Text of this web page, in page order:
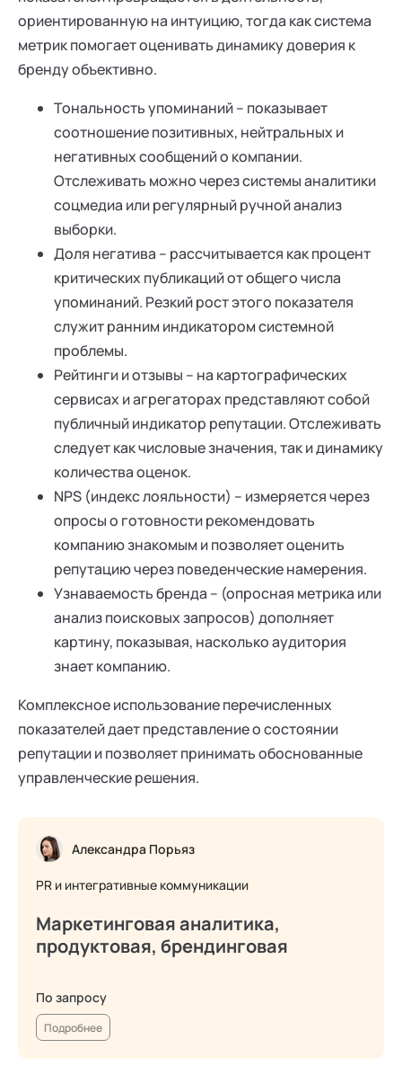
ориентированную на интуицию, тогда как система
метрик помогает оценивать динамику доверия к
бренду объективно.
Тональность упоминаний – показывает
соотношение позитивных, нейтральных и
негативных сообщений о компании.
Отслеживать можно через системы аналитики
соцмедиа или регулярный ручной анализ
выборки.
Доля негатива – рассчитывается как процент
критических публикаций от общего числа
упоминаний. Резкий рост этого показателя
служит ранним индикатором системной
проблемы.
Рейтинги и отзывы – на картографических
сервисах и агрегаторах представляют собой
публичный индикатор репутации. Отслеживать
следует как числовые значения, так и динамику
количества оценок.
NPS (индекс лояльности) – измеряется через
опросы о готовности рекомендовать
компанию знакомым и позволяет оценить
репутацию через поведенческие намерения.
Узнаваемость бренда – (опросная метрика или
анализ поисковых запросов) дополняет
картину, показывая, насколько аудитория
знает компанию.
Комплексное использование перечисленных
показателей дает представление о состоянии
репутации и позволяет принимать обоснованные
управленческие решения.
Александра Порьяз
PR и интегративные коммуникации
Маркетинговая аналитика,
продуктовая, брендинговая
По запросу
Подробнее